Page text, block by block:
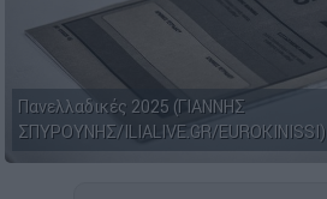
Πανελλαδικές 2025 (ΓΙΑΝΝΗΣ
ΣΠΥΡΟΥΝΗΣ/ILIALIVE.GR/EUROKINISSI)